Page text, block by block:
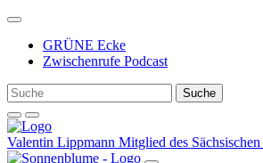
Weiter
Inhalt
GRÜNE Ecke
Zwischenrufe Podcast
Valentin Lippmann Mitglied des